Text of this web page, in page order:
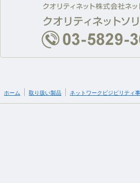
ホーム 取り扱い製品 ネットワークビジビリティ